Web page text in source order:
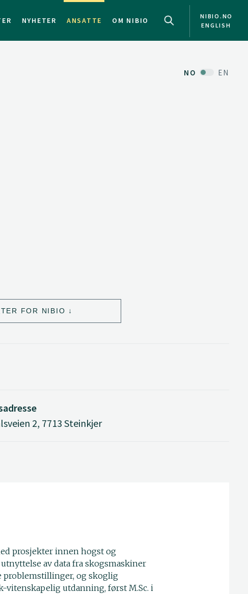
NYHETER ANSATTE OM NIBIO
NIBIO.NO
ENGLISH
NO EN
FOR NIBIO
2, 7713 Steinkjer
prosjekter innen hogst og
av data fra skogsmaskiner
og skoglig
vitenskapelig utdanning, først M.Sc. i